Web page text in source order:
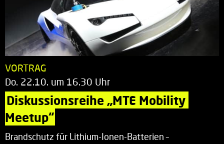
VORTRAG
Do. 22.10. um 16.30 Uhr
Diskussionsreihe „MTE Mobility
Meetup“
Brandschutz für Lithium-Ionen-Batterien –